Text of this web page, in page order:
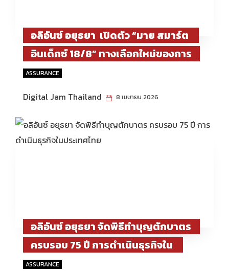
อลิอันซ์ อยุธยา เปิดตัว “มาย สมาร์ต
อินเด็กซ์ 18/8” ทางเลือกใหม่ของการ
ออมยุคดอกเบี้ยผันผวน ชูโอกาสเติบโต
ตามดัชนี พร้อมเงินก้อนสูงสุด 808%
ASSURANCE
Digital Jam Thailand 8 เมษายน 2026
อลิอันซ์ อยุธยา จัดพิธีทำบุญตักบาตร
ครบรอบ 75 ปี การดำเนินธุรกิจใน
ประเทศไทย
ASSURANCE